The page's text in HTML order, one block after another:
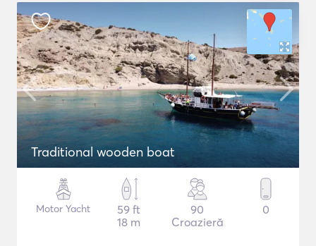
Traditional wooden boat
Motor Yacht
59 ft
18 m
90
Croazieră
0